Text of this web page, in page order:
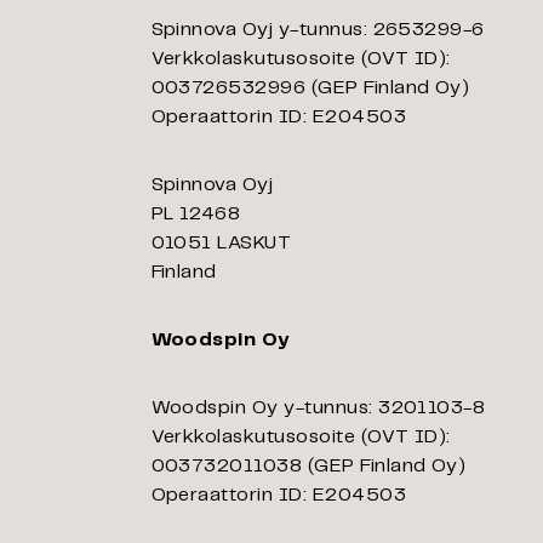
Spinnova Oyj y-tunnus: 2653299-6
Verkkolaskutusosoite (OVT ID):
003726532996 (GEP Finland Oy)
Operaattorin ID: E204503
Spinnova Oyj
PL 12468
01051 LASKUT
Finland
Woodspin Oy
Woodspin Oy y-tunnus: 3201103-8
Verkkolaskutusosoite (OVT ID):
003732011038 (GEP Finland Oy)
Operaattorin ID: E204503